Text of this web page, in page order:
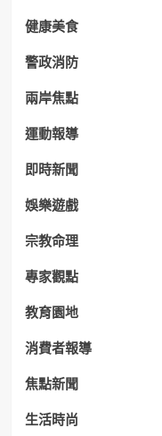
健康美食
警政消防
兩岸焦點
運動報導
即時新聞
娛樂遊戲
宗教命理
專家觀點
教育園地
消費者報導
焦點新聞
生活時尚